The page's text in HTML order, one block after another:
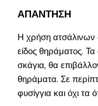
ΑΠΑΝΤΗΣΗ
Η χρήση ατσάλινων
είδος θηράματος.
σκάγια, θα
θηράματα. Σε
φυσίγγια και όχι τα